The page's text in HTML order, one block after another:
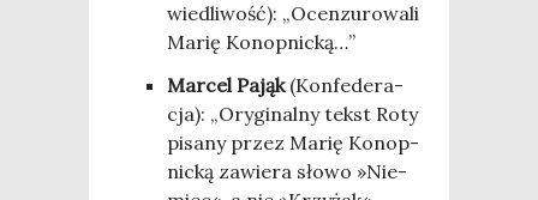
wie­dli­wość): „Ocen­zu­ro­wa­li
Marię Konopnicką…”
Mar­cel Pająk(Kon­fe­de­ra­
cja): „Ory­gi­nal­ny tekst Roty
pisa­ny przez Marię Konop­
nic­ką zawie­ra sło­wo »Nie­